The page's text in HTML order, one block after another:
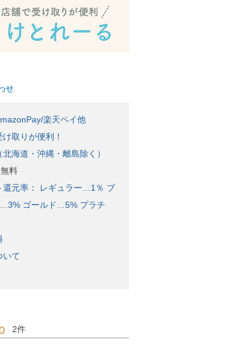
せ
楽天ペイ他
け取りが便利！
海道・沖縄・離島除く）
料
還元率： レギュラー…1％ ブ
ゴールド…5% プラチ
いて
2